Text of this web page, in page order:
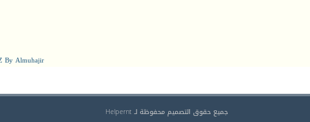
By Almuhajir
جميع حقوق التصميم محفوظة لـ Helpernt